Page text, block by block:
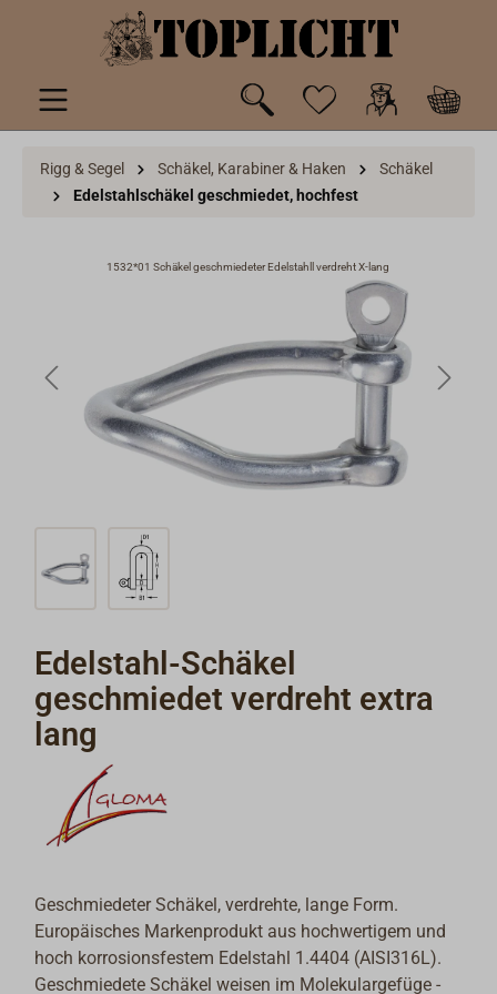
springen
Rigg & Segel Schäkel, Karabiner & Haken
Schäkel
Edelstahlschäkel geschmiedet, hochfest
1532*01 Schäkel geschmiedeter Edelstahll verdreht X-lang
Edelstahl-Schäkel
geschmiedet verdreht extra
lang
Geschmiedeter Schäkel, verdrehte, lange Form.
Europäisches Markenprodukt aus hochwertigem und
hoch korrosionsfestem Edelstahl 1.4404 (AISI316L).
Geschmiedete Schäkel weisen im Molekulargefüge -